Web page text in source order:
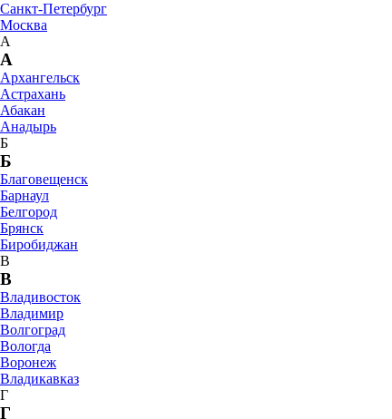
Санкт-Петербург
Москва
А
А
Архангельск
Астрахань
Абакан
Анадырь
Б
Б
Благовещенск
Барнаул
Белгород
Брянск
Биробиджан
В
В
Владивосток
Владимир
Волгоград
Вологда
Воронеж
Владикавказ
Г
Г